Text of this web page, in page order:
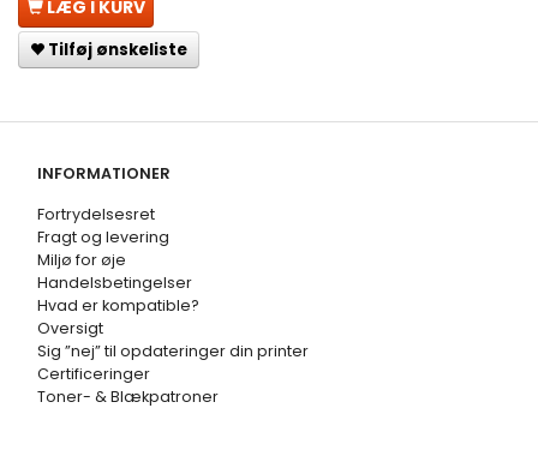
LÆG I KURV
Tilføj ønskeliste
INFORMATIONER
Fortrydelsesret
Fragt og levering
Miljø for øje
Handelsbetingelser
Hvad er kompatible?
Oversigt
Sig ”nej” til opdateringer din printer
Certificeringer
Toner- & Blækpatroner